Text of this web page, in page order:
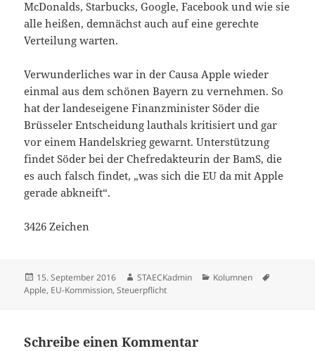
McDonalds, Starbucks, Google, Facebook und wie sie
alle heißen, demnächst auch auf eine gerechte
Verteilung warten.
Verwunderliches war in der Causa Apple wieder
einmal aus dem schönen Bayern zu vernehmen. So
hat der landeseigene Finanzminister Söder die
Brüsseler Entscheidung lauthals kritisiert und gar
vor einem Handelskrieg gewarnt. Unterstützung
findet Söder bei der Chefredakteurin der BamS, die
es auch falsch findet, „was sich die EU da mit Apple
gerade abkneift“.
3426 Zeichen
Veröffentlicht
am
15. September 2016 Autor
STAECKadmin Kategorien
Kolumnen
Apple, EU-Kommission,Steuerpflicht
Schreibe einen Kommentar